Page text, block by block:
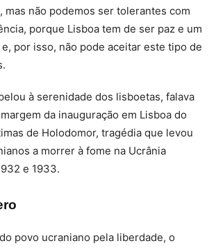
mas não podemos ser tolerantes com
porque Lisboa tem de ser paz e um
por isso, não pode aceitar este tipo de
à serenidade dos lisboetas, falava
da inauguração em Lisboa do
de Holodomor, tragédia que levou
a morrer à fome na Ucrânia
e 1933.
povo ucraniano pela liberdade, o